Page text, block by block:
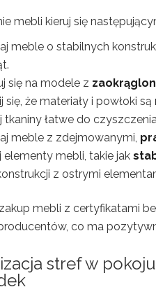
mebli kieruj się
meble o stabilnych
się na modele z
się, że materiały i powłoki są
tkaniny łatwe do
meble z zdejmowanymi,
elementy mebli, takie jak
z ostrymi
mebli z certyfikatami
co ma
stref w